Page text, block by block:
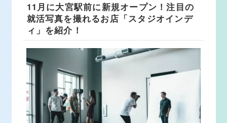
11月に大宮駅前に新規オープン！注目の
就活写真を撮れるお店「スタジオインデ
ィ」を紹介！